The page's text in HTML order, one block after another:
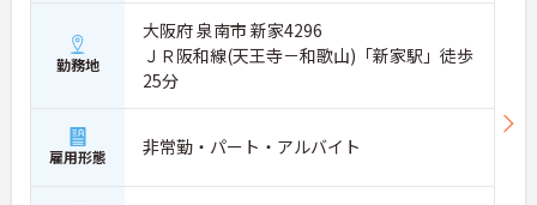
勤務地
大阪府 泉南市 新家4296
ＪＲ阪和線(天王寺－和歌山)「新家駅」徒歩
25分
雇用形態 非常勤・パート・アルバイト